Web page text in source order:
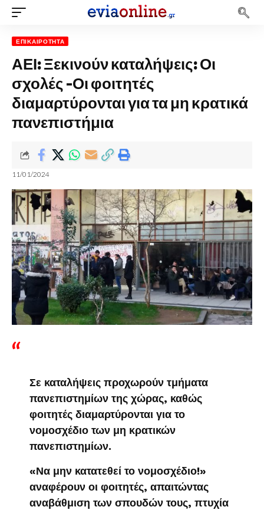
ΕΠΙΚΑΙΡΌΤΗΤΑ
ΑΕΙ: Ξεκινούν καταλήψεις: Οι
σχολές -Οι φοιτητές
διαμαρτύρονται για τα μη κρατικά
πανεπιστήμια
11/01/2024
Σε καταλήψεις προχωρούν τμήματα
πανεπιστημίων της χώρας, καθώς
φοιτητές διαμαρτύρονται για το
νομοσχέδιο των μη κρατικών
πανεπιστημίων.
«Να μην κατατεθεί το νομοσχέδιο!»
αναφέρουν οι φοιτητές, απαιτώντας
αναβάθμιση των σπουδών τους, πτυχία